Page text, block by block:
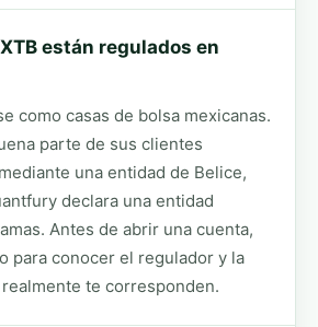
están regulados en
como casas de bolsa mexicanas.
parte de sus clientes
una entidad de Belice,
declara una entidad
Antes de abrir una cuenta,
para conocer el regulador y la
te corresponden.